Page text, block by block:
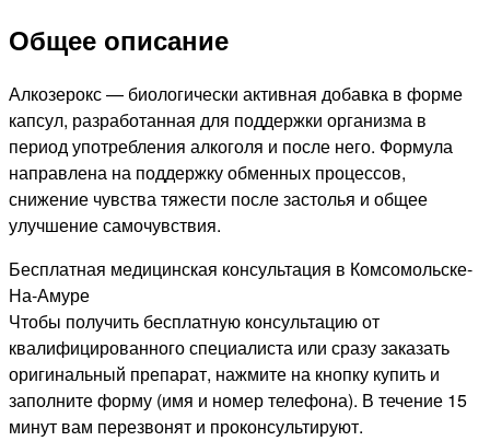
Общее описание
Алкозерокс — биологически активная добавка в форме
капсул, разработанная для поддержки организма в
период употребления алкоголя и после него. Формула
направлена на поддержку обменных процессов,
снижение чувства тяжести после застолья и общее
улучшение самочувствия.
Бесплатная медицинская консультация в Комсомольске-
На-Амуре
Чтобы получить бесплатную консультацию от
квалифицированного специалиста или сразу заказать
оригинальный препарат, нажмите на кнопку купить и
заполните форму (имя и номер телефона). В течение 15
минут вам перезвонят и проконсультируют.